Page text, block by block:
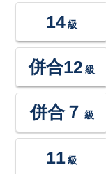
14 級
併合12 級
併合７ 級
11 級